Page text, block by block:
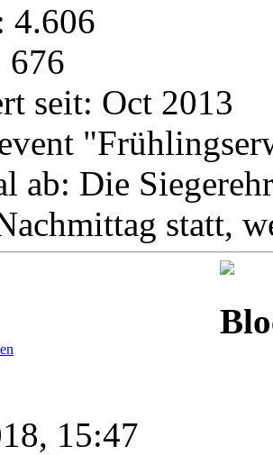
4.606
676
seit: Oct 2013
ab: Die
statt,
15:47